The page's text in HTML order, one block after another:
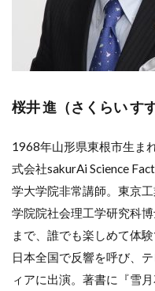
桜井 進（さくらい すす
1968年山形県東根市生ま
式会社sakurAi Science
学大学院非常講師。東京
学院院社会理工学研究科
まで、誰でも楽しめて体
日本全国で反響を呼び、
ィアに出演。著書に『雪